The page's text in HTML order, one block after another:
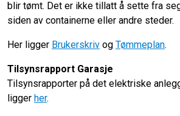
blir tømt. Det er ikke tillatt å sette fra
siden av containerne eller andre steder.
Her ligger Brukerskriv og Tømmeplan.
Tilsynsrapport Garasje
Tilsynsrapporter på det elektriske
ligger her.